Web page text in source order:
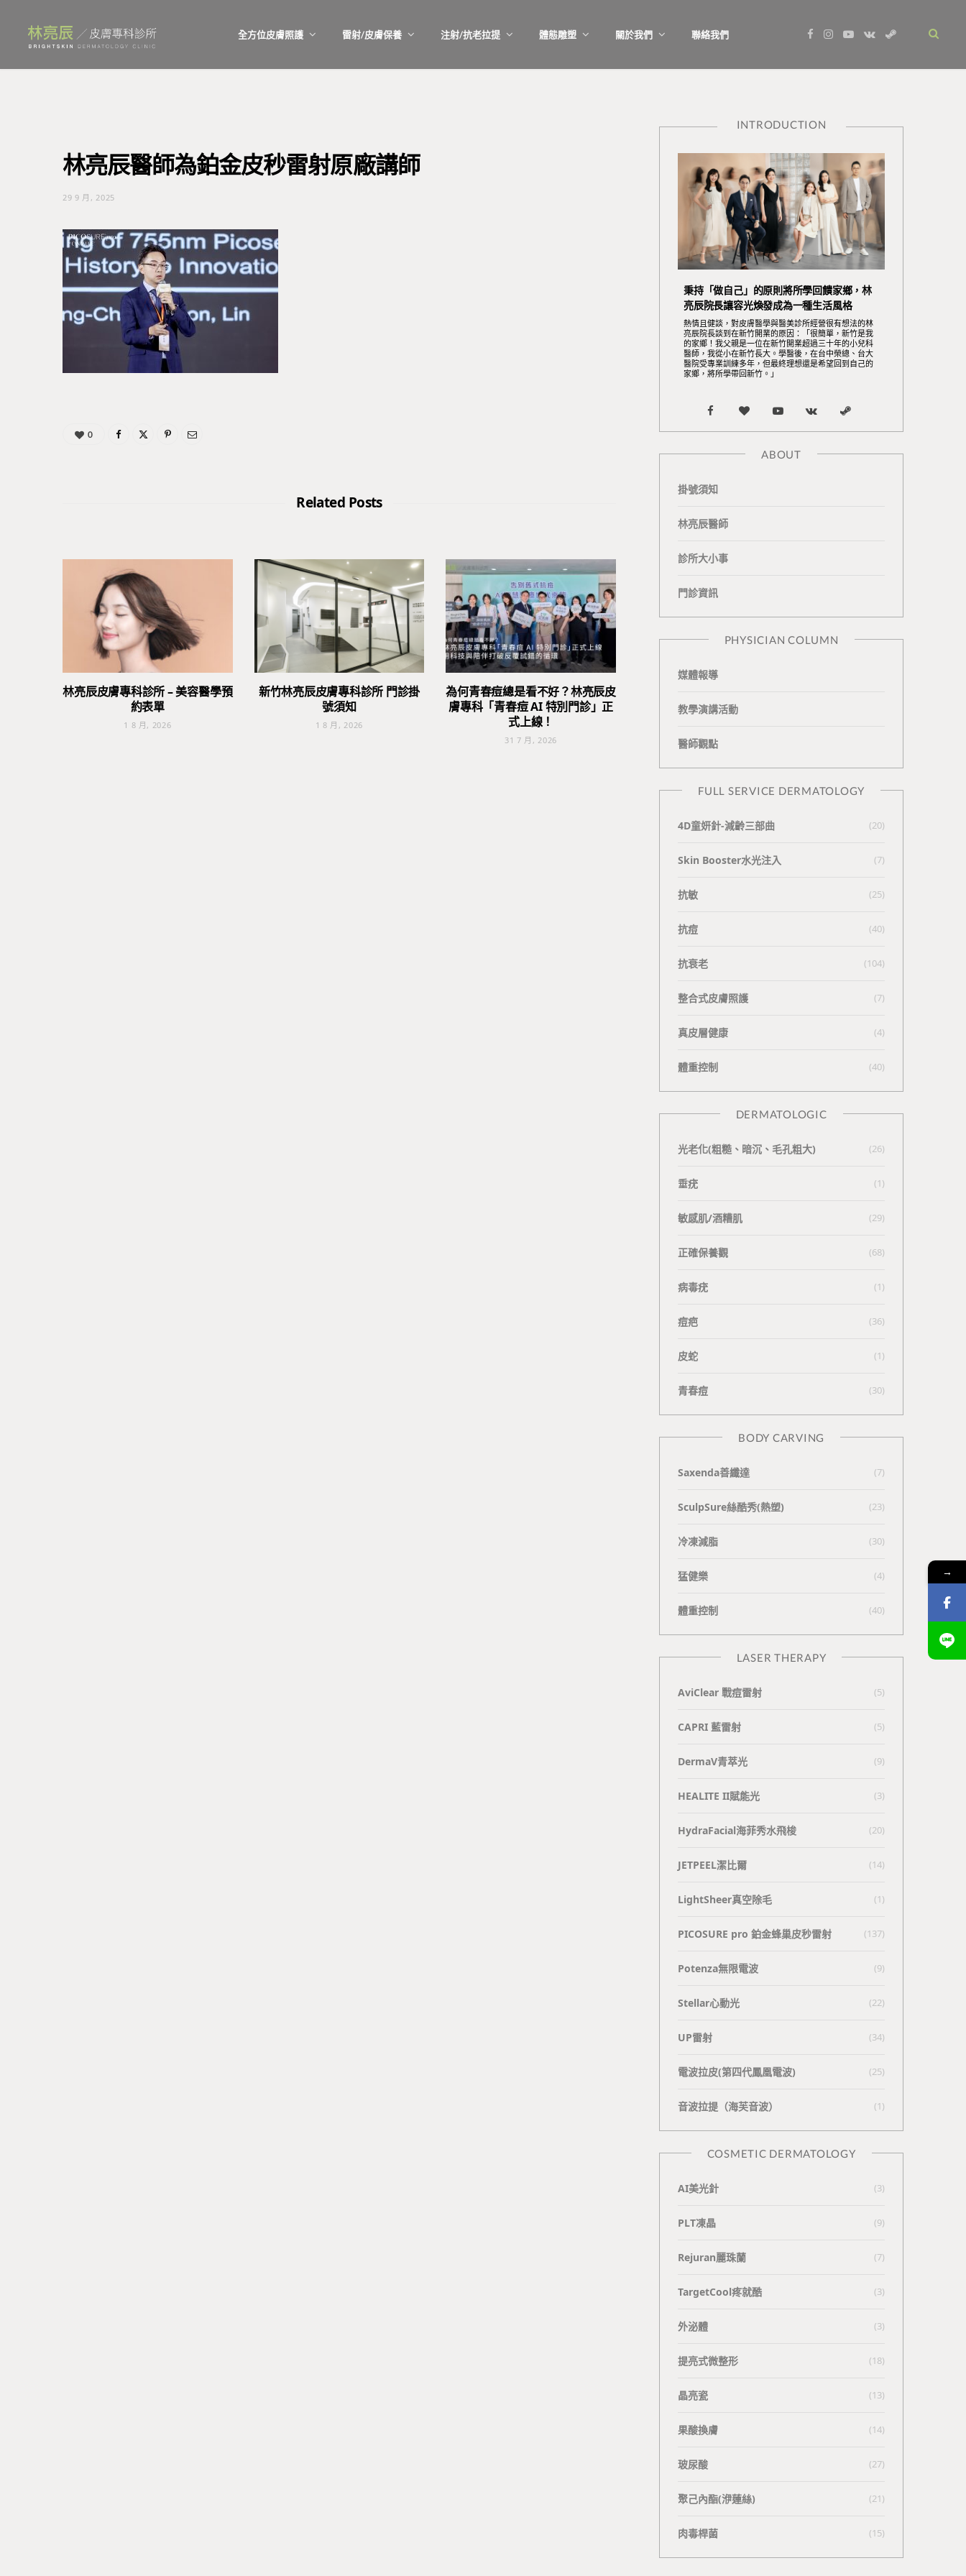
全方位皮膚照護 雷射/皮膚保養 注射/抗老拉提 體態雕塑 關於我們 聯絡我們
I
Y
V
S
林亮辰醫師為鉑金皮秒雷射原廠講師
29 9 月, 2025
0
Related Posts
林亮辰皮膚專科診所 – 美容醫學預
約表單
1 8 月, 2026
新竹林亮辰皮膚專科診所 門診掛
號須知
1 8 月, 2026
為何青春痘總是看不好？林亮辰皮
膚專科「青春痘 AI 特別門診」正
式上線！
31 7 月, 2026
INTRODUCTION
秉持「做自己」的原則將所學回饋家鄉，林
亮辰院長讓容光煥發成為一種生活風格
熱情且健談，對皮膚醫學與醫美診所經營很有想法的林
亮辰院長談到在新竹開業的原因：「很簡單，新竹是我
的家鄉！我父親是一位在新竹開業超過三十年的小兒科
醫師，我從小在新竹長大。學醫後，在台中榮總、台大
醫院受專業訓練多年，但最終理想還是希望回到自己的
家鄉，將所學帶回新竹。」
F
a
e
b
k
B
l
n
Y
o
u
V
K
e
S
t
ABOUT
掛號須知
林亮辰醫師
診所大小事
門診資訊
PHYSICIAN COLUMN
媒體報導
教學演講活動
醫師觀點
FULL SERVICE DERMATOLOGY
4D童妍針-減齡三部曲 (20)
Skin Booster水光注入 (7)
抗敏 (25)
抗痘 (40)
抗衰老 (104)
整合式皮膚照護 (7)
真皮層健康 (4)
體重控制 (40)
DERMATOLOGIC
光老化(粗糙、暗沉、毛孔粗大) (26)
垂疣 (1)
敏感肌/酒糟肌 (29)
正確保養觀 (68)
病毒疣 (1)
痘疤 (36)
皮蛇 (1)
青春痘 (30)
BODY CARVING
Saxenda善纖達 (7)
SculpSure絲酷秀(熱塑) (23)
冷凍減脂 (30)
猛健樂 (4)
體重控制 (40)
LASER THERAPY
AviClear 戰痘雷射 (5)
CAPRI 藍雷射 (5)
DermaV青萃光 (9)
HEALITE II賦能光 (3)
HydraFacial海菲秀水飛梭 (20)
JETPEEL潔比爾 (14)
LightSheer真空除毛 (1)
PICOSURE pro 鉑金蜂巢皮秒雷射 (137)
Potenza無限電波 (9)
Stellar心動光 (22)
UP雷射 (34)
電波拉皮(第四代鳳凰電波) (25)
⾳波拉提（海芙⾳波） (1)
COSMETIC DERMATOLOGY
AI美光針 (3)
PLT凍晶 (9)
Rejuran麗珠蘭 (7)
TargetCool疼就酷 (3)
外泌體 (3)
提亮式微整形 (18)
晶亮瓷 (13)
果酸換膚 (14)
玻尿酸 (27)
聚己內酯(洢蓮絲) (21)
肉毒桿菌 (15)
→